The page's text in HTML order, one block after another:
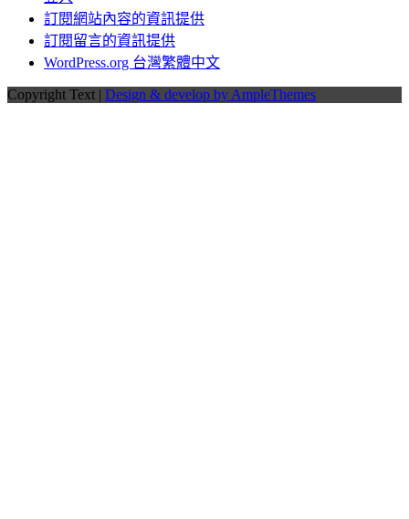
訂閱網站內容的資訊提供
訂閱留言的資訊提供
WordPress.org 台灣繁體中文
Copyright Text | Design & develop by AmpleThemes